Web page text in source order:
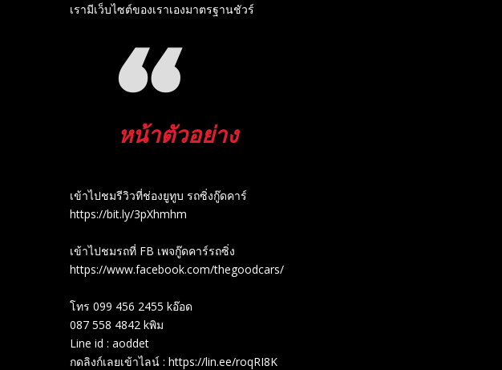
เรามีเว็บไซต์ของเราเองมาตรฐานชัวร์
หน้าตัวอย่าง
เข้าไปชมรีวิวที่ช่องยู​ทูบ​ รถซิ่งกู๊ดคาร์
https://bit.ly/3pXhmhm​
เข้าไปชมรถที่ FB เพจกู๊ดคาร์รถซิ่ง
https://www.facebook.com/thegoodcars/
โทร 099 456 2455 kอ๊อด
087 558 4842 kพิม
Line id : aoddet
กดลิงก์เลยเข้าไลน์ : https://lin.ee/roqRI8K